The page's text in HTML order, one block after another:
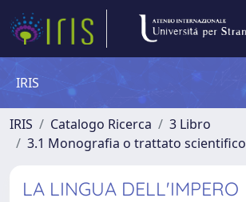
IRIS
IRIS Catalogo Ricerca
3 Libro
3.1 Monografia o trattato scientifico
LA LINGUA DELL'IMPERO